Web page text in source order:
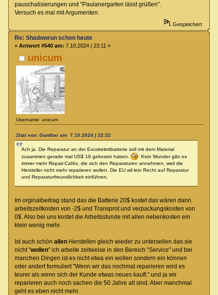
pauschalisierungen und "Paulanergarten lässt grüßen".
Versuch es mal mit Argumenten.
Gespeichert
unicum
Username: unicum
Re: Shadowrun schon heute
« Antwort #540 am: 7.10.2024 | 23:11 »
Zitat von: Gunthar am 7.10.2024 | 22:32
Ach ja. Die Reparatur an der Exoskelettbatterie soll mit dem Material
zusammen gerade mal US$ 18 gekostet haben.
Kein Wunder gibt es
immer mehr Repair-Cafés, die sich den Reparaturen annehmen, weil die
Hersteller nicht mehr reparieren wollen. Die EU wil lein Recht auf Reparatur
und Reparaturfreundlichkeit einführen.
Im orginalbeitrag stand das die Batterie 20$ kostet das wären dann
arbeitszeitkosten von -2$ und Transprot und verpackungskosten von
0$. Also bei uns kostet die Arbeitsstunde mit allen nebenkosten ein
klein wenig mehr.
Ist auch schön allen Herstellen gleich wieder zu untersellen das sie
nicht "wollen" ich arbeite zeitweise in den Bereich "Service" und bei
manchen Dingen ist es nicht etwa ein wollen sondern ein können
oder andert formuliert "Wenn wir das nochmal reparieren wird es
teurer als wenn sich der Kunde etwas neues kauft." und ja wir
reparieren auch noch sachen die 50 Jahre alt sind. Aber manchmal
geht es eben nicht mehr.